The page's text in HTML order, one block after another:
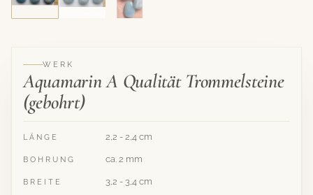
WERK
Aquamarin A Qualität Trommelsteine
(gebohrt)
LÄNGE 2,2 - 2,4 cm
BOHRUNG ca. 2 mm
BREITE 3,2 - 3,4 cm